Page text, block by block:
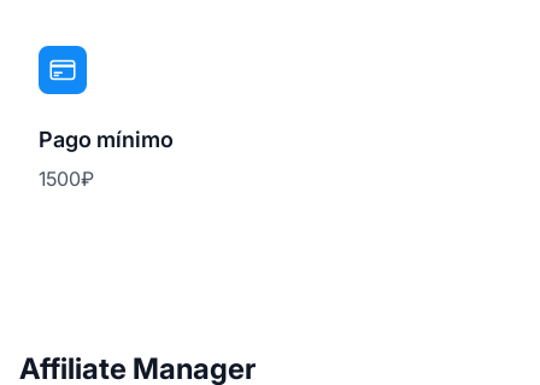
Pago mínimo
1500₽
Affiliate Manager